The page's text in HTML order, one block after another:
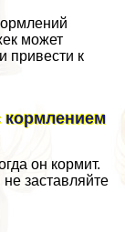
может
привести к
кормлением
он кормит.
заставляйте